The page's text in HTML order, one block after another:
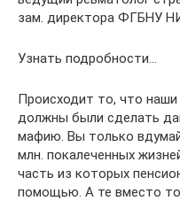
зам. директора ФГБНУ
Узнать подробности…
Происходит то, что
должны были сделать
мафию. Вы только
млн. покалеченных
часть из которых
помощью. А те вместо